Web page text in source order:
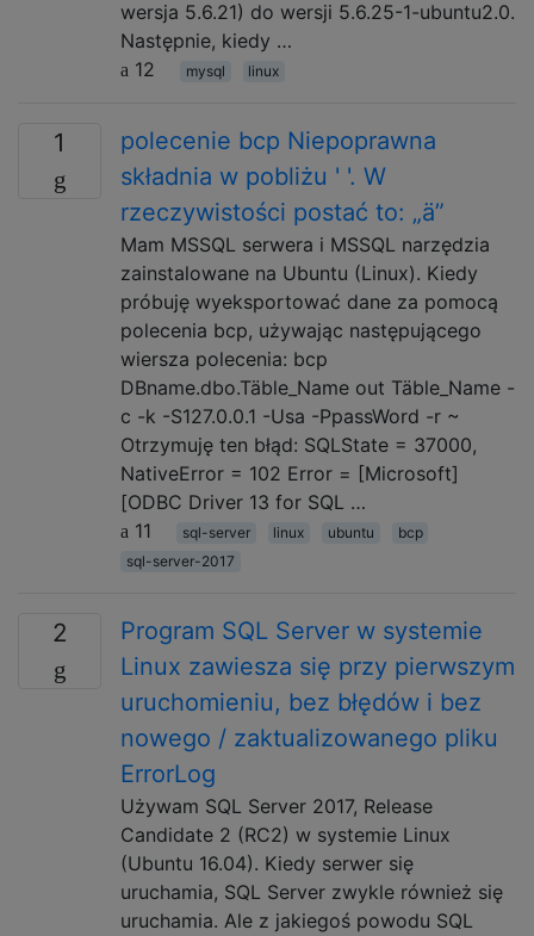
wersja 5.6.21) do wersji 5.6.25-1-ubuntu2.0.
Następnie, kiedy …
12
mysql linux
1
polecenie bcp Niepoprawna
składnia w pobliżu ' '. W
rzeczywistości postać to: „ä”
Mam MSSQL serwera i MSSQL narzędzia
zainstalowane na Ubuntu (Linux). Kiedy
próbuję wyeksportować dane za pomocą
polecenia bcp, używając następującego
wiersza polecenia: bcp
DBname.dbo.Täble_Name out Täble_Name -
c -k -S127.0.0.1 -Usa -PpassWord -r ~
Otrzymuję ten błąd: SQLState = 37000,
NativeError = 102 Error = [Microsoft]
[ODBC Driver 13 for SQL …
11
sql-server linux ubuntu
bcp
sql-server-2017
2
Program SQL Server w systemie
Linux zawiesza się przy pierwszym
uruchomieniu, bez błędów i bez
nowego / zaktualizowanego pliku
ErrorLog
Używam SQL Server 2017, Release
Candidate 2 (RC2) w systemie Linux
(Ubuntu 16.04). Kiedy serwer się
uruchamia, SQL Server zwykle również się
uruchamia. Ale z jakiegoś powodu SQL